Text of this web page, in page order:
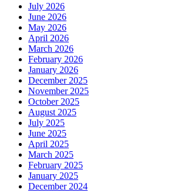
July 2026
June 2026
May 2026
April 2026
March 2026
February 2026
January 2026
December 2025
November 2025
October 2025
August 2025
July 2025
June 2025
April 2025
March 2025
February 2025
January 2025
December 2024